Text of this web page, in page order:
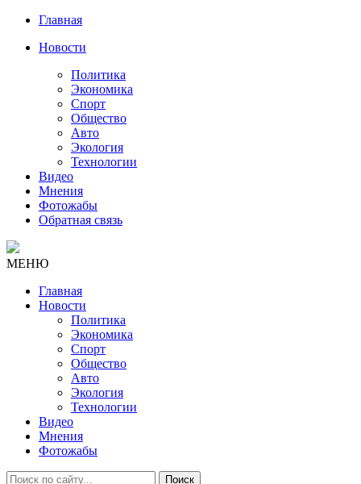
Главная
Новости
Политика
Экономика
Спорт
Общество
Авто
Экология
Технологии
Видео
Мнения
Фотожабы
Обратная связь
МЕНЮ
Главная
Новости
Политика
Экономика
Спорт
Общество
Авто
Экология
Технологии
Видео
Мнения
Фотожабы
Поиск